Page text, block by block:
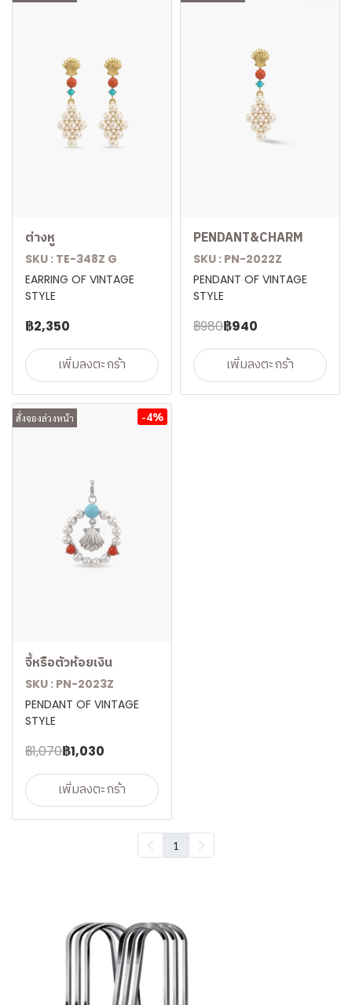
ต่างหู
SKU : TE-348Z G
EARRING OF VINTAGE
STYLE
฿2,350
เพิ่มลงตะกร้า
PENDANT&CHARM
SKU : PN-2022Z
PENDANT OF VINTAGE
STYLE
฿980฿940
เพิ่มลงตะกร้า
สั่งจองล่วงหน้า -4%
จี้หรือตัวห้อยเงิน
SKU : PN-2023Z
PENDANT OF VINTAGE
STYLE
฿1,070฿1,030
เพิ่มลงตะกร้า
1